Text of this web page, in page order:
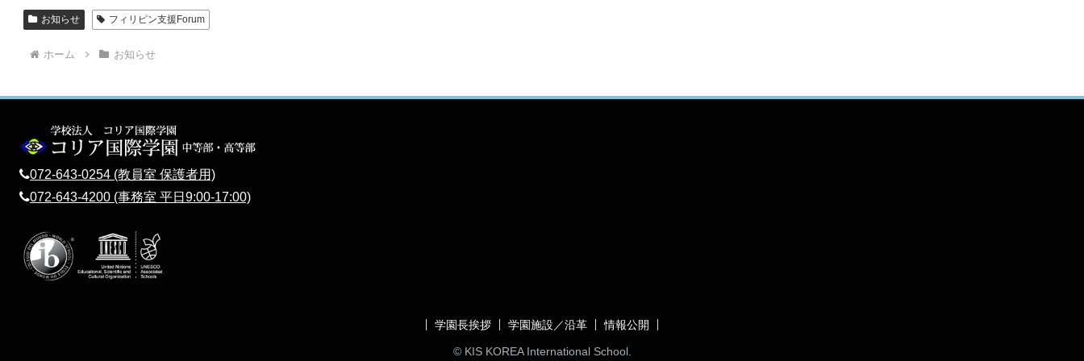
お知らせ フィリピン支援Forum
ホーム お知らせ
072-643-0254 (教員室 保護者用)
072-643-4200 (事務室 平日9:00-17:00)
学園長挨拶 学園施設／沿革 情報公開
© KIS KOREA International School.